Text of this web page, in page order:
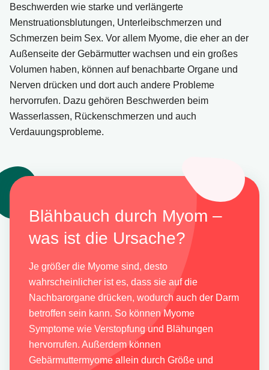
Beschwerden wie starke und verlängerte
Menstruationsblutungen, Unterleibschmerzen und
Schmerzen beim Sex. Vor allem Myome, die eher an der
Außenseite der Gebärmutter wachsen und ein großes
Volumen haben, können auf benachbarte Organe und
Nerven drücken und dort auch andere Probleme
hervorrufen. Dazu gehören Beschwerden beim
Wasserlassen, Rückenschmerzen und auch
Verdauungsprobleme.
Blähbauch durch Myom –
was ist die Ursache?
Je größer die Myome sind, desto
wahrscheinlicher ist es, dass sie auf die
Nachbarorgane drücken, wodurch auch der Darm
betroffen sein kann. So können Myome
Symptome wie Verstopfung und Blähungen
hervorrufen. Außerdem können
Gebärmuttermyome allein durch Größe und